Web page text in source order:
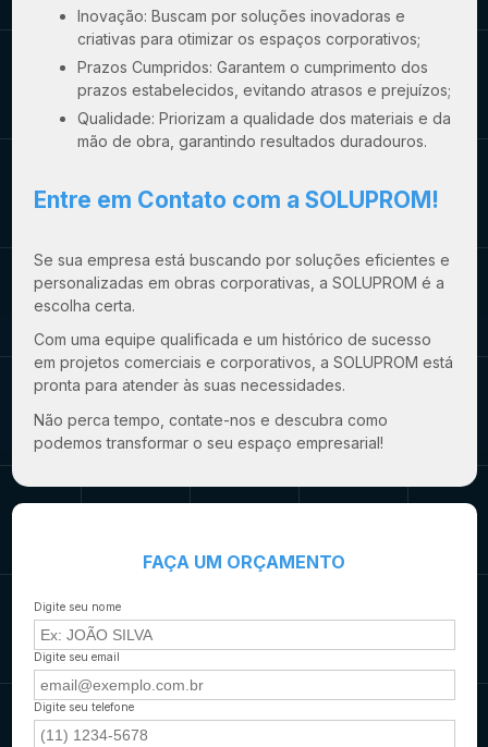
Inovação: Buscam por soluções inovadoras e
criativas para otimizar os espaços corporativos;
Prazos Cumpridos: Garantem o cumprimento dos
prazos estabelecidos, evitando atrasos e prejuízos;
Qualidade: Priorizam a qualidade dos materiais e da
mão de obra, garantindo resultados duradouros.
Entre em Contato com a SOLUPROM!
Se sua empresa está buscando por soluções eficientes e
personalizadas em obras corporativas, a SOLUPROM é a
escolha certa.
Com uma equipe qualificada e um histórico de sucesso
em projetos comerciais e corporativos, a SOLUPROM está
pronta para atender às suas necessidades.
Não perca tempo, contate-nos e descubra como
podemos transformar o seu espaço empresarial!
FAÇA UM ORÇAMENTO
Digite seu nome
Digite seu email
Digite seu telefone